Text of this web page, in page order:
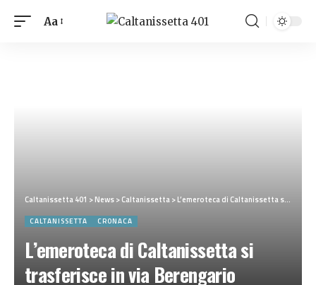
Aa
Caltanissetta 401 >News>Caltanissetta>L’emeroteca di Caltanissetta si trasferisce in via Berengario Gaetani: servizio di consultazione temporaneamente sospeso
CALTANISSETTA CRONACA
L’emeroteca di Caltanissetta si
trasferisce in via Berengario